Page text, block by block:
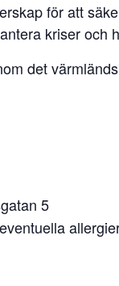
för att
kriser och
det
5